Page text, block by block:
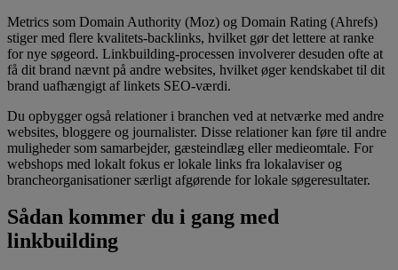
Metrics som Domain Authority (Moz) og Domain Rating (Ahrefs)
stiger med flere kvalitets-backlinks, hvilket gør det lettere at ranke
for nye søgeord. Linkbuilding-processen involverer desuden ofte at
få dit brand nævnt på andre websites, hvilket øger kendskabet til dit
brand uafhængigt af linkets SEO-værdi.
Du opbygger også relationer i branchen ved at netværke med andre
websites, bloggere og journalister. Disse relationer kan føre til andre
muligheder som samarbejder, gæsteindlæg eller medieomtale. For
webshops med lokalt fokus er lokale links fra lokalaviser og
brancheorganisationer særligt afgørende for lokale søgeresultater.
Sådan kommer du i gang med
linkbuilding